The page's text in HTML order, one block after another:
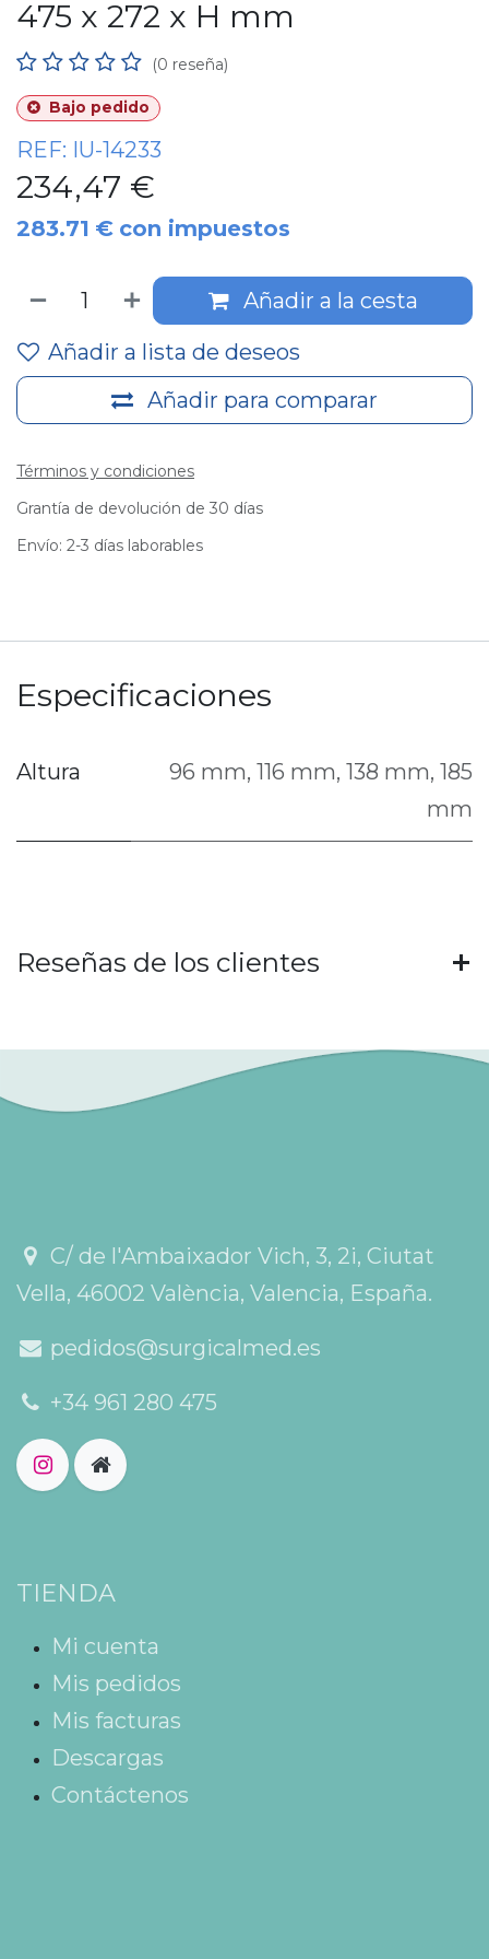
475 x 272 x H mm
(0 reseña)
Bajo pedido
REF: IU-14233
234,47 €
283.71 € con impuestos
Añadir a la cesta
Añadir para comparar
Añadir a lista de deseos
Términos y condiciones
Grantía de devolución de 30 días
Envío: 2-3 días laborables
Especificaciones
Altura 96 mm, 116 mm, 138 mm, 185
mm
Reseñas de los clientes
C/ de l'Ambaixador Vich, 3, 2i, Ciutat
Vella, 46002 València, Valencia, España.
pedidos@surgicalmed.es
+34 961 280 475
TIENDA
Mi cuenta
Mis pedidos
Mis facturas
Descargas
Contáctenos